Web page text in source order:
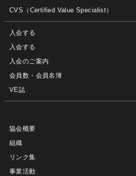
CVS（Certified Value Specialist）
入会する
入会する
入会のご案内
会員数・会員名簿
VE誌
協会概要
組織
リンク集
事業活動